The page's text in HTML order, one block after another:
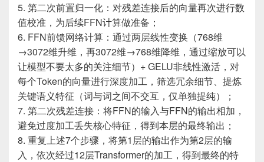
5. 第二次前置归一化：对残差连接后的向量再次进行数
值校准，为后续FFN计算做准备；
6. FFN前馈网络计算：通过两层线性变换（768维
→3072维升维，再3072维→768维降维，通过缩放可以
让模型不要太多的关注细节）+ GELU非线性激活，对
每个Token的向量进行深度加工，筛选冗余细节、提炼
关键语义特征（词与词之间不交互，仅单独提纯）；
7. 第二次残差连接：将FFN的输入与FFN的输出相加，
避免过度加工丢失核心特征，得到本层的最终输出；
8. 重复上述7个步骤，将第1层的输出作为第2层的输
入，依次经过12层Transformer的加工，得到最终的特